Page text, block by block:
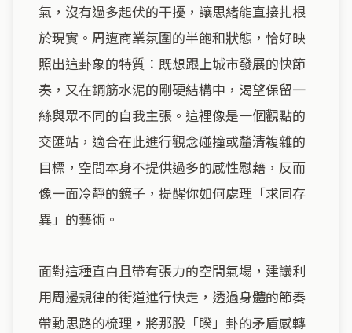
氣，沒有過多起伏的干擾，讓思緒能直接扎根
於現實。周遭商業氛圍的半飽和狀態，恰好映
照出這卦象的特質：既想跟上城市發展的快節
奏，又在鋼筋水泥的剛硬結構中，渴望保留一
絲與眾不同的自我主張。這裡像是一個觀點的
交匯站，適合在此進行觀念碰撞或釐清複雜的
目標，空間本身不提供過多的感性慰藉，反而
像一面冷靜的鏡子，提醒你如何處理「求同存
異」的藝術。
面對這種直白且帶有張力的空間氣場，建議利
用周邊規律的街道進行快走，透過身體的節奏
帶動思路的梳理，將那股「睽」卦的矛盾感轉